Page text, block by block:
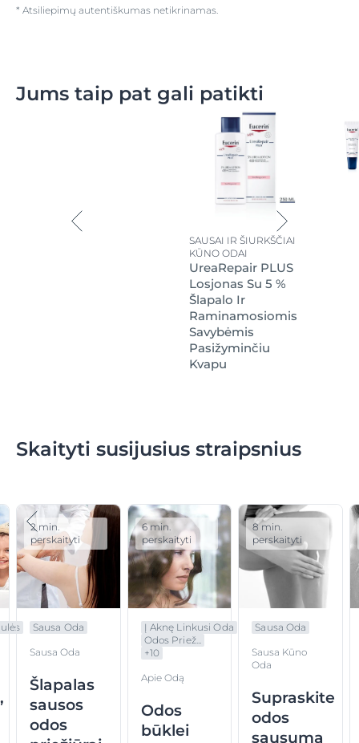
* Atsiliepimų autentiškumas netikrinamas.
Jums taip pat gali patikti
SAUSAI IR ŠIURKŠČIAI
KŪNO ODAI
UreaRepair PLUS
Losjonas Su 5 %
Šlapalo Ir
Raminamosiomis
Savybėmis
Pasižyminčiu
Kvapu
Skaityti susijusius straipsnius
Sausa Oda
Sausa Oda
Šlapalas
sausos
odos
2 min.
perskaityti
Į Aknę Linkusi Oda
Odos Priež...
+10
Apie Odą
Odos
būklei
6 min.
perskaityti
Sausa Oda
Sausa Kūno
Oda
Supraskite
odos
sausumą
8 min.
perskaityti